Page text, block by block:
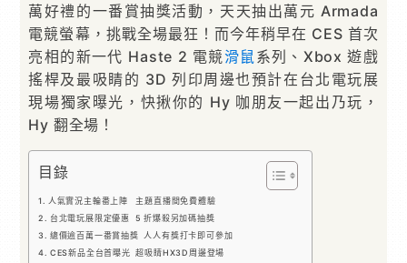
萬好禮的一番賞抽獎活動，天天抽出萬元 Armada
電競螢幕，挑戰全場最狂！而今年稍早在 CES 首次
亮相的新一代 Haste 2 電競滑鼠 系列、Xbox 遊戲
搖桿及最吸睛的 3D 列印周邊也預計在台北電玩展
現場獨家曝光，快揪你的 Hy 咖朋友一起出乃玩，
Hy 翻全場！
目錄
人氣實況主輪番上陣 主題直播間免費體驗
台北電玩展限定優惠 5 折爆殺另加碼抽獎
總價逾百萬一番賞抽獎 人人有獎打卡即可參加
CES新品全台首曝光 超吸睛HX3D周邊登場